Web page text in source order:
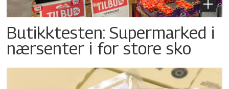
Butikktesten: Supermarked i
nærsenter i for store sko